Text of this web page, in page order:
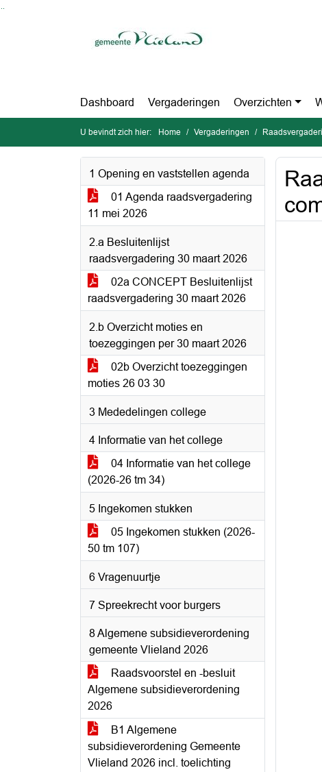
Dashboard Vergaderingen Overzichten
U bevindt zich hier: Home Vergaderingen
1 Opening en vaststellen agenda
01 Agenda raadsvergadering
11 mei 2026
2.a Besluitenlijst
raadsvergadering 30 maart 2026
02a CONCEPT Besluitenlijst
raadsvergadering 30 maart 2026
2.b Overzicht moties en
toezeggingen per 30 maart 2026
02b Overzicht toezeggingen
moties 26 03 30
3 Mededelingen college
4 Informatie van het college
04 Informatie van het college
(2026-26 tm 34)
5 Ingekomen stukken
05 Ingekomen stukken (2026-
50 tm 107)
6 Vragenuurtje
7 Spreekrecht voor burgers
8 Algemene subsidieverordening
gemeente Vlieland 2026
Raadsvoorstel en -besluit
Algemene subsidieverordening
2026
B1 Algemene
subsidieverordening Gemeente
Vlieland 2026 incl. toelichting